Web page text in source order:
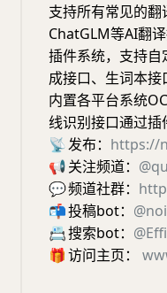
支持所有常见的翻
ChatGLM等AI翻译
插件系统，支持自
成接口、生词本接
内置各平台系统
线识别接口通过插
📡发布： https://
📢关注频道：
💬频道社群：
📬投稿bot：
📇搜索bot：
🎁访问主页：